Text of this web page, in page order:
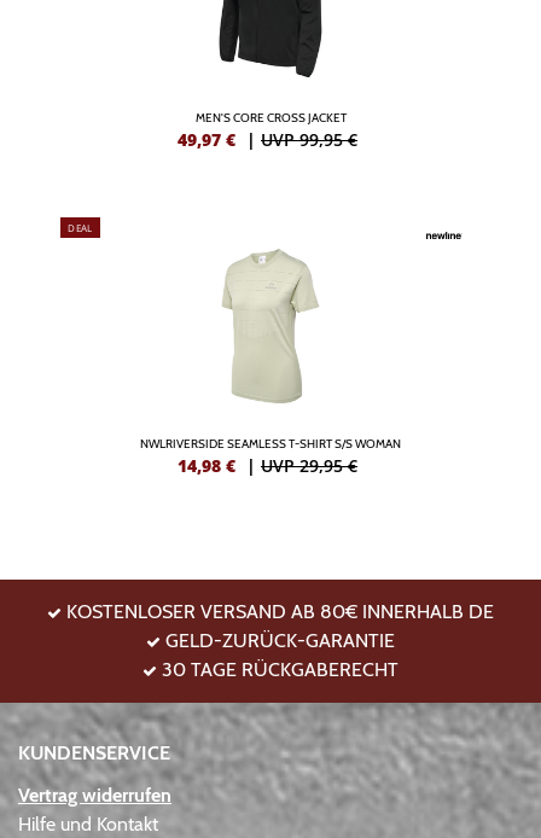
MEN'S CORE CROSS JACKET
49,97 € | UVP 99,95 €
DEAL
NWLRIVERSIDE SEAMLESS T-SHIRT S/S WOMAN
14,98 € | UVP 29,95 €
KOSTENLOSER VERSAND AB 80€ INNERHALB DE
GELD-ZURÜCK-GARANTIE
30 TAGE RÜCKGABERECHT
KUNDENSERVICE
Vertrag widerrufen
Hilfe und Kontakt